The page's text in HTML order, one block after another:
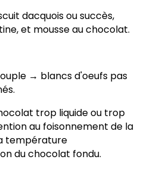
dacquois ou succès,
et mousse au chocolat.
→ blancs d'oeufs pas
trop liquide ou trop
au foisonnement de la
température
du chocolat fondu.